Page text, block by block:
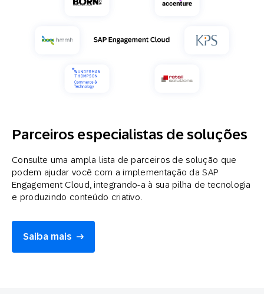
Parceiros especialistas de soluções
Consulte uma ampla lista de parceiros de solução que
podem ajudar você com a implementação da SAP
Engagement Cloud, integrando-a à sua pilha de tecnologia
e produzindo conteúdo criativo.
Saiba mais